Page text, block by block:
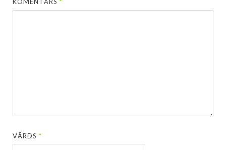
KOMENTĀRS*
VĀRDS*